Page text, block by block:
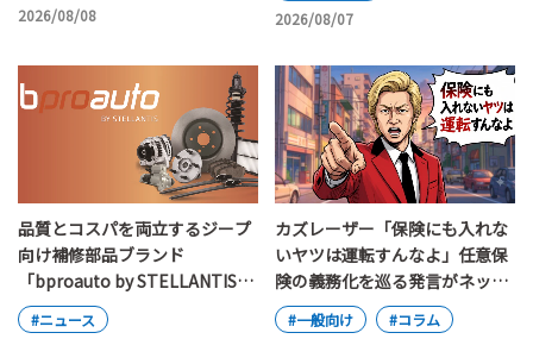
2026/08/08
2026/08/07
品質とコスパを両立するジープ
向け補修部品ブランド
「bproauto by STELLANTIS」
が日本上陸
#ニュース
カズレーザー「保険にも入れな
いヤツは運転すんなよ」任意保
険の義務化を巡る発言がネット
で大論争
#一般向け
#コラム